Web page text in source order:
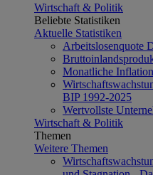
Wirtschaft & Politik
Beliebte Statistiken
Aktuelle Statistiken
Arbeitslosenquote
Monatliche
BIP 1992-2025
Wertvollste
Wirtschaft & Politik
Themen
Weitere Themen